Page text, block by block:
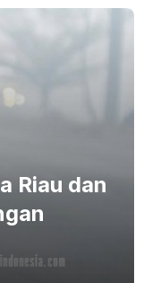
Riau dan